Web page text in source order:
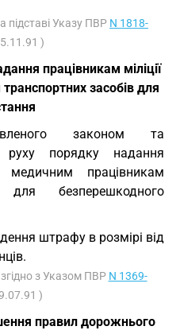
підставі Указу ПВР N 1818-
)
працівникам міліції
засобів для
законом та
руху порядку надання
медичним працівникам
для безперешкодного
штрафу в розмірі від
з Указом ПВР N 1369-
)
правил дорожнього